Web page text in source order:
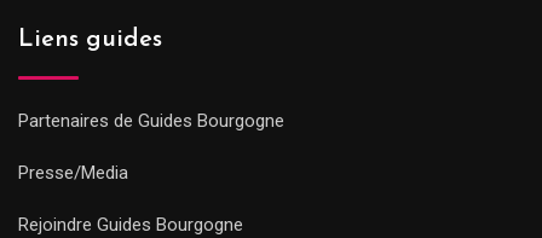
Liens guides
Partenaires de Guides Bourgogne
Presse/Media
Rejoindre Guides Bourgogne